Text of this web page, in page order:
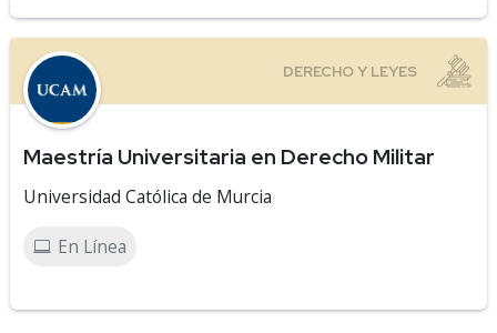
Maestría Universitaria en Derecho Militar
Universidad Católica de Murcia
En Línea